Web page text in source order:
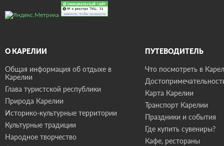
О КАРЕЛИИ
Общая информация об отдыхе в
Карелии
Глава туристской республики
Природа Карелии
Историко-культурные территории
Культурные традиции
Народное творчество
ПУТЕВОДИТЕЛЬ
Что посмотреть в
Карта Карелии
Транспорт Карелии
Праздники и события
Где купить сувениры?
Кафе, рестораны